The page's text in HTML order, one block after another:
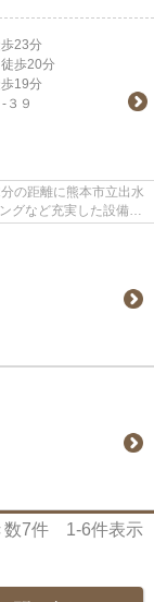
歩23分
徒歩20分
歩19分
３９
の距離に熊本市立出水
グなど充実した設備を
7件 1-6件表示